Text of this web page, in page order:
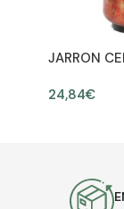
JARRON
24,84€